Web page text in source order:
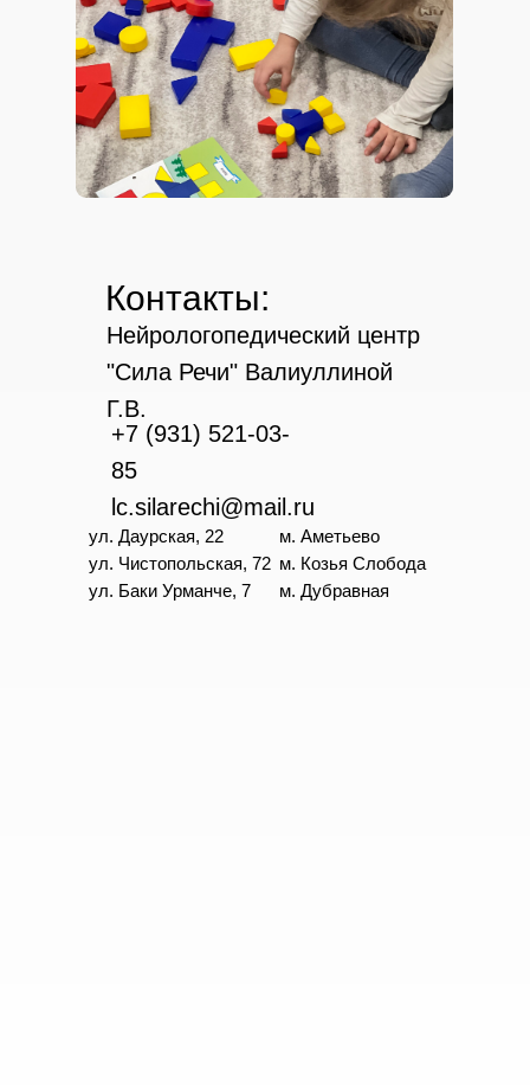
Контакты:
Нейрологопедический центр
"Сила Речи" Валиуллиной
Г.В.
+7 (931) 521-03-
85
lc.silarechi@mail.ru
ул. Даурская, 22
ул. Чистопольская, 72
ул. Баки Урманче, 7
м. Аметьево
м. Козья Слобода
м. Дубравная